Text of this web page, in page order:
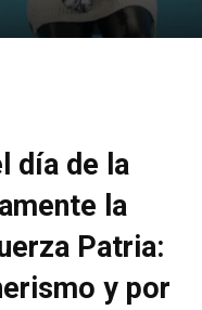
día de la
la
Patria:
y por